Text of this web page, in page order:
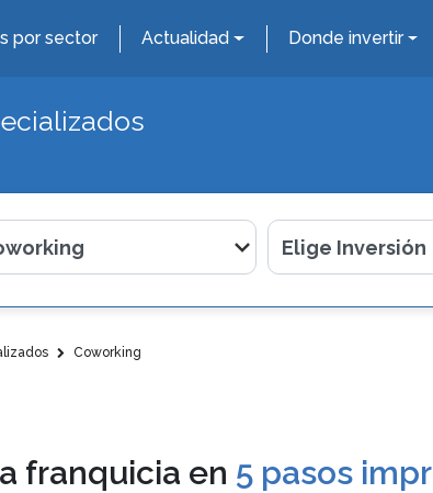
por sector Actualidad Donde invertir
Coworking
franquicia en 5 pasos